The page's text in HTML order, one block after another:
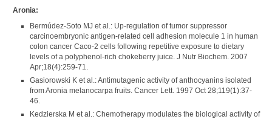
Aronia:
Bermúdez-Soto MJ et al.: Up-regulation of tumor suppressor
carcinoembryonic antigen-related cell adhesion molecule 1 in human
colon cancer Caco-2 cells following repetitive exposure to dietary
levels of a polyphenol-rich chokeberry juice. J Nutr Biochem. 2007
Apr;18(4):259-71.
Gasiorowski K et al.: Antimutagenic activity of anthocyanins isolated
from Aronia melanocarpa fruits. Cancer Lett. 1997 Oct 28;119(1):37-
46.
Kedzierska M et al.: Chemotherapy modulates the biological activity of